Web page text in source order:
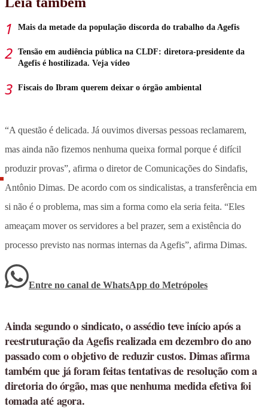
Mais da metade da população discorda do trabalho da Agefis
Tensão em audiência pública na CLDF: diretora-presidente da
Agefis é hostilizada. Veja vídeo
Fiscais do Ibram querem deixar o órgão ambiental
“A questão é delicada. Já ouvimos diversas pessoas reclamarem,
mas ainda não fizemos nenhuma queixa formal porque é difícil
produzir provas”, afirma o diretor de Comunicações do Sindafis,
Antônio Dimas. De acordo com os sindicalistas, a transferência em
si não é o problema, mas sim a forma como ela seria feita. “Eles
ameaçam mover os servidores a bel prazer, sem a existência do
processo previsto nas normas internas da Agefis”, afirma Dimas.
Entre no canal de WhatsApp do Metrópoles
Ainda segundo o sindicato, o assédio teve início após a
reestruturação da Agefis realizada em dezembro do ano
passado com o objetivo de reduzir custos. Dimas afirma
também que já foram feitas tentativas de resolução com a
diretoria do órgão, mas que nenhuma medida efetiva foi
tomada até agora.